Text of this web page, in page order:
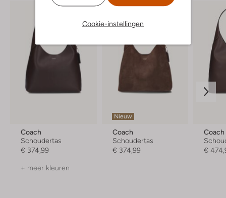
Cookie-instellingen
Coach
Schoudertas
€ 374,99
+ meer kleuren
Nieuw
Coach
Schoudertas
€ 374,99
Coach
€